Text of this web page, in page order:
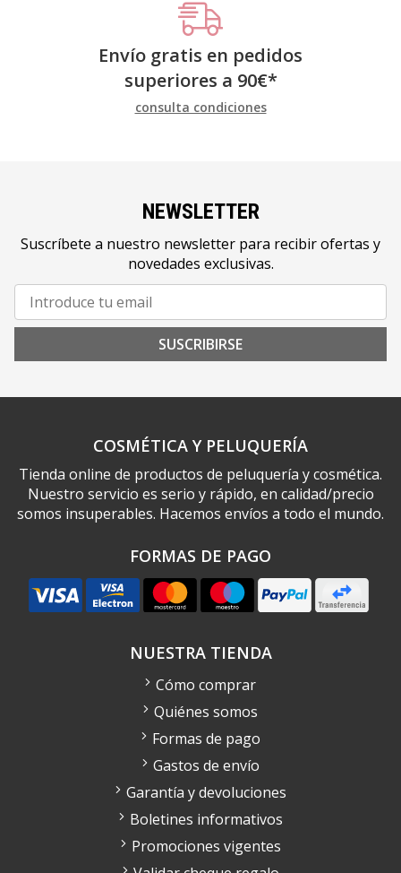
Envío gratis en pedidos
superiores a 90€*
consulta condiciones
NEWSLETTER
Suscríbete a nuestro newsletter para recibir ofertas y
novedades exclusivas.
SUSCRIBIRSE
COSMÉTICA Y PELUQUERÍA
Tienda online de productos de peluquería y cosmética.
Nuestro servicio es serio y rápido, en calidad/precio
somos insuperables. Hacemos envíos a todo el mundo.
FORMAS DE PAGO
NUESTRA TIENDA
Cómo comprar
Quiénes somos
Formas de pago
Gastos de envío
Garantía y devoluciones
Boletines informativos
Promociones vigentes